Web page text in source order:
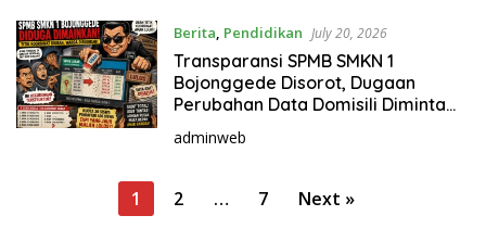
Berita, Pendidikan July 20, 2026
Transparansi SPMB SMKN 1
Bojonggede Disorot, Dugaan
Perubahan Data Domisili Diminta
Diaudit
adminweb
1 2 … 7 Next »